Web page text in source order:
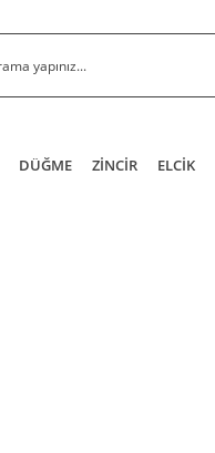
DÜĞME ZİNCİR ELCİK